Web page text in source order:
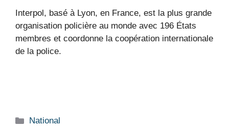
Interpol, basé à Lyon, en France, est la plus grande
organisation policière au monde avec 196 États
membres et coordonne la coopération internationale
de la police.
Catégories
National